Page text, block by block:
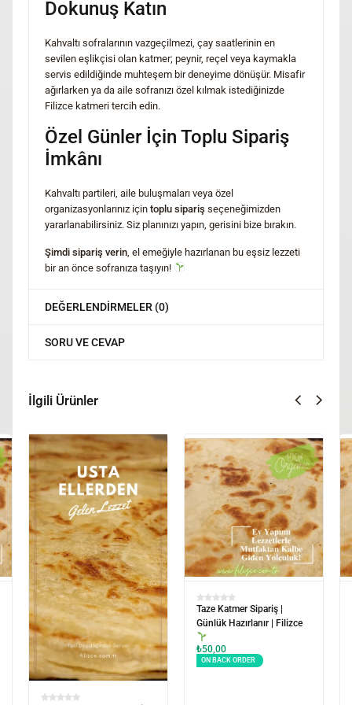
Dokunuş Katın
Kahvaltı sofralarının vazgeçilmezi, çay saatlerinin en
sevilen eşlikçisi olan katmer; peynir, reçel veya kaymakla
servis edildiğinde muhteşem bir deneyime dönüşür. Misafir
ağırlarken ya da aile sofranızı özel kılmak istediğinizde
Filizce katmeri tercih edin.
Özel Günler İçin Toplu Sipariş
İmkânı
Kahvaltı partileri, aile buluşmaları veya özel
organizasyonlarınız için toplu sipariş seçeneğimizden
yararlanabilirsiniz. Siz planınızı yapın, gerisini bize bırakın.
Şimdi sipariş verin , el emeğiyle hazırlanan bu eşsiz lezzeti
bir an önce sofranıza taşıyın!
DEĞERLENDIRMELER (0)
SORU VE CEVAP
İlgili Ürünler
Taze Katmer Sipariş |
Günlük Hazırlanır | Filizce
₺50,00
ON BACK ORDER
Soğuk Zincirle Katmer
Kargo | Taze Garantili |
₺50,00
ON BACK ORDER